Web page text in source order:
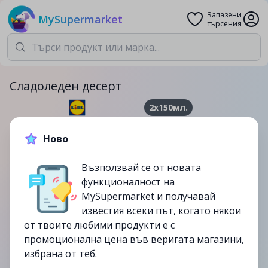
MySupermarket
Запазени
търсения
Сладоледен десерт
2x150мл.
6.99лв.
изтекла
Ново
Възползвай се от новата
функционалност на
MySupermarket и получавай
известия всеки път, когато някои
от твоите любими продукти е с
промоционална цена във веригата магазини,
избрана от теб.